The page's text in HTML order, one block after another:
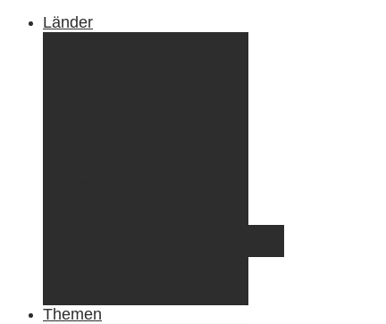
Länder
Themen